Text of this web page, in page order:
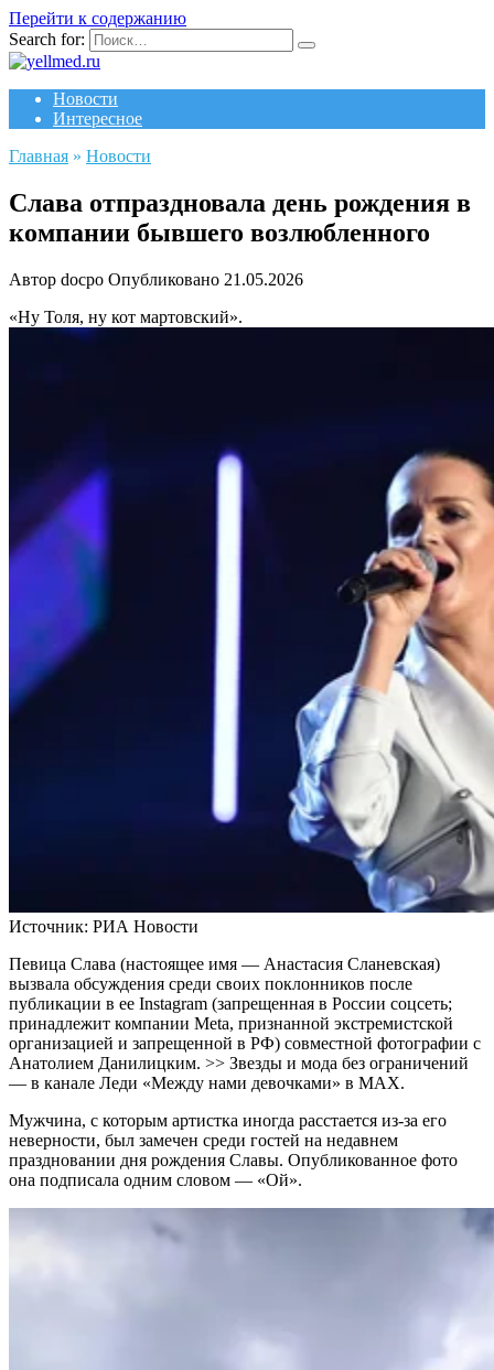
Перейти к содержанию
Search for:
Новости
Интересное
Главная » Новости
Слава отпраздновала день рождения в
компании бывшего возлюбленного
Автор docpo Опубликовано 21.05.2026
«Ну Толя, ну кот мартовский».
Источник: РИА Новости
Певица Слава (настоящее имя — Анастасия Сланевская)
вызвала обсуждения среди своих поклонников после
публикации в ее Instagram (запрещенная в России соцсеть;
принадлежит компании Meta, признанной экстремистской
организацией и запрещенной в РФ) совместной фотографии с
Анатолием Данилицким. >> Звезды и мода без ограничений
— в канале Леди «Между нами девочками» в MAX.
Мужчина, с которым артистка иногда расстается из-за его
неверности, был замечен среди гостей на недавнем
праздновании дня рождения Славы. Опубликованное фото
она подписала одним словом — «Ой».